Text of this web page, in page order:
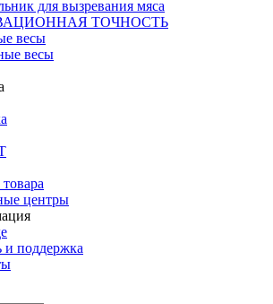
для вызревания мяса
ТОЧНОСТЬ
весы
весы
центры
поддержка